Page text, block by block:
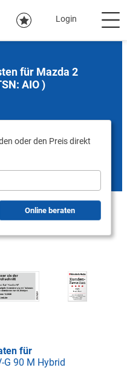
Login
für Mazda 2
AIO )
oder den Preis direkt
Online beraten
für
G 90 M Hybrid